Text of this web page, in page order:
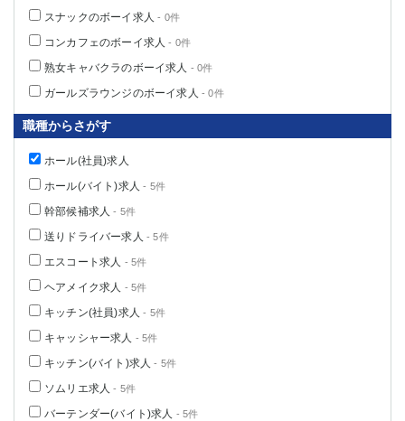
スナックのボーイ求人 - 0件
コンカフェのボーイ求人 - 0件
熟女キャバクラのボーイ求人 - 0件
ガールズラウンジのボーイ求人 - 0件
職種からさがす
ホール(社員)求人
ホール(バイト)求人 - 5件
幹部候補求人 - 5件
送りドライバー求人 - 5件
エスコート求人 - 5件
ヘアメイク求人 - 5件
キッチン(社員)求人 - 5件
キャッシャー求人 - 5件
キッチン(バイト)求人 - 5件
ソムリエ求人 - 5件
バーテンダー(バイト)求人 - 5件